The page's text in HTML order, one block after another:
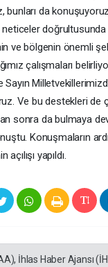
bunları da
neticeler
ve bölgenin önemli
çalışmaları
Sayın
Ve bu destekleri de
sonra da bulmaya
Konuşmaların
yapıldı.
İhlas Haber Ajansı